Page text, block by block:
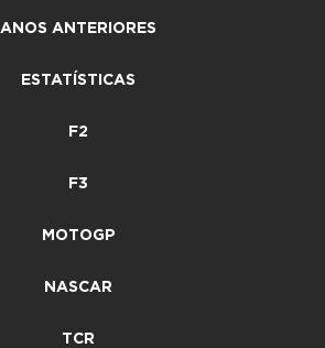
ANOS ANTERIORES
ESTATÍSTICAS
F2
F3
MOTOGP
NASCAR
TCR